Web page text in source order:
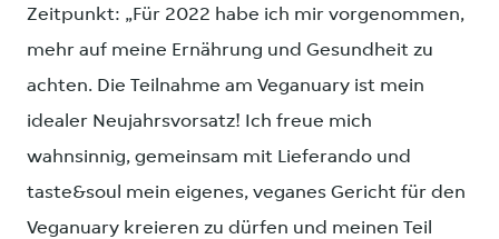
Zeitpunkt: „Für 2022 habe ich mir vorgenommen,
mehr auf meine Ernährung und Gesundheit zu
achten. Die Teilnahme am Veganuary ist mein
idealer Neujahrsvorsatz! Ich freue mich
wahnsinnig, gemeinsam mit Lieferando und
taste&soul mein eigenes, veganes Gericht für den
Veganuary kreieren zu dürfen und meinen Teil